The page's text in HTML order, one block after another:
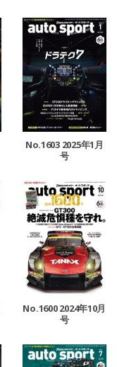
No.1603 2025年1月
号
No.1600 2024年10月
号